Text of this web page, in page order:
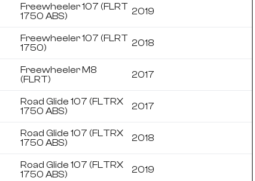
Freewheeler 107 (FLRT
1750 ABS)
2019
Freewheeler 107 (FLRT
1750)
2018
Freewheeler M8
(FLRT)
2017
Road Glide 107 (FLTRX
1750 ABS)
2017
Road Glide 107 (FLTRX
1750 ABS)
2018
Road Glide 107 (FLTRX
1750 ABS)
2019